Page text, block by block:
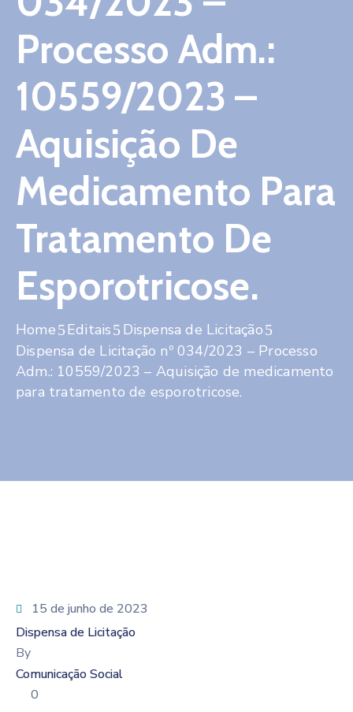
Processo Adm.:
10559/2023 –
Aquisição De
Medicamento Para
Tratamento De
Esporotricose.
Home Editais
Dispensa de Licitação
Dispensa de Licitação nº 034/2023 – Processo
Adm.: 10559/2023 – Aquisição de medicamento
para tratamento de esporotricose.
15 de junho de 2023
Dispensa de Licitação
By
Comunicação Social
0